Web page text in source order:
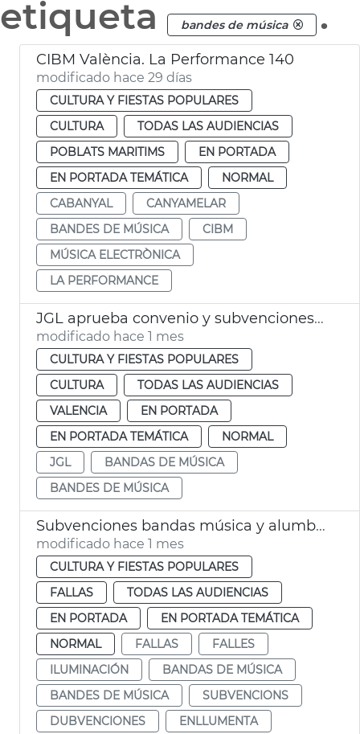
etiqueta
bandes de música .
CIBM València. La Performance 140
modificado hace 29 días
CULTURA Y FIESTAS POPULARES
CULTURA
TODAS LAS AUDIENCIAS
POBLATS MARITIMS
EN PORTADA
EN PORTADA TEMÁTICA
NORMAL
CABANYAL
CANYAMELAR
BANDES DE MÚSICA
CIBM
MÚSICA ELECTRÒNICA
LA PERFORMANCE
JGL aprueba convenio y subvenciones a bandas de música València
modificado hace 1 mes
CULTURA Y FIESTAS POPULARES
CULTURA
TODAS LAS AUDIENCIAS
VALENCIA
EN PORTADA
EN PORTADA TEMÁTICA
NORMAL
JGL
BANDAS DE MÚSICA
BANDES DE MÚSICA
Subvenciones bandas música y alumbrado calles Fallas València
modificado hace 1 mes
CULTURA Y FIESTAS POPULARES
FALLAS
TODAS LAS AUDIENCIAS
EN PORTADA
EN PORTADA TEMÁTICA
NORMAL
FALLAS
FALLES
ILUMINACIÓN
BANDAS DE MÚSICA
BANDES DE MÚSICA
SUBVENCIONS
DUBVENCIONES
ENLLUMENTA